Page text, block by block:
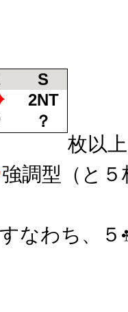
S
2NT
？
枚以
強調型（と５
、５